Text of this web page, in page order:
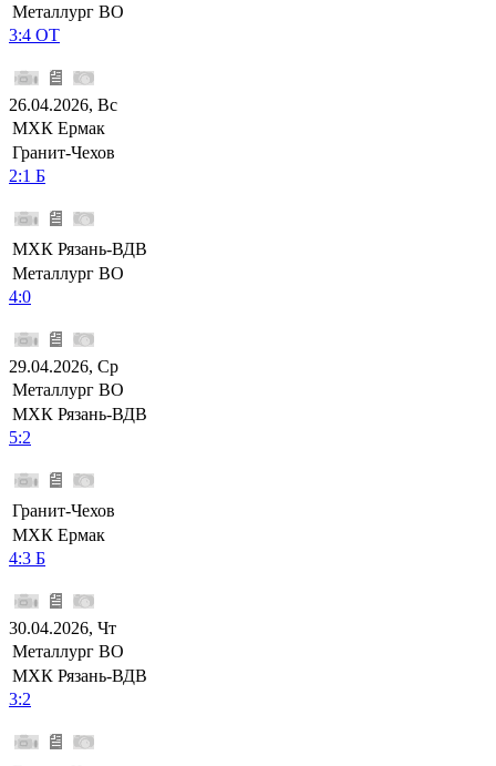
Металлург ВО
3:4 ОТ
26.04.2026, Вс
МХК Ермак
Гранит-Чехов
2:1 Б
МХК Рязань-ВДВ
Металлург ВО
4:0
29.04.2026, Ср
Металлург ВО
МХК Рязань-ВДВ
5:2
Гранит-Чехов
МХК Ермак
4:3 Б
30.04.2026, Чт
Металлург ВО
МХК Рязань-ВДВ
3:2